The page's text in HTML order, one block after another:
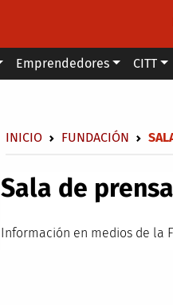
Emprendedores CITT
Sobrescribir enlaces
INICIO FUNDACIÓN
Sala de prensa
Información en medios de la